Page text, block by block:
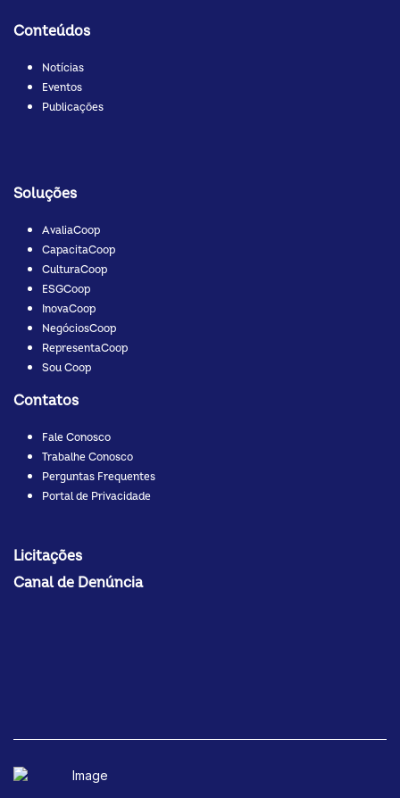
Conteúdos
Notícias
Eventos
Publicações
Soluções
AvaliaCoop
CapacitaCoop
CulturaCoop
ESGCoop
InovaCoop
NegóciosCoop
RepresentaCoop
Sou Coop
Contatos
Fale Conosco
Trabalhe Conosco
Perguntas Frequentes
Portal de Privacidade
Licitações
Canal de Denúncia